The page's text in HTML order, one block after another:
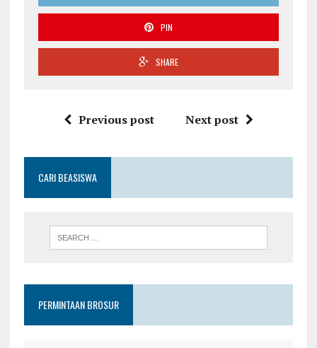
PIN
SHARE
Previous post Next post
CARI BEASISWA
PERMINTAAN BROSUR